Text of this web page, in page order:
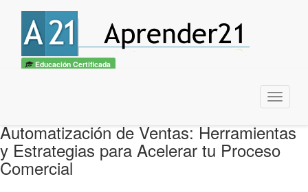
Educación Certificada
Menu
Automatización de Ventas: Herramientas
y Estrategias para Acelerar tu Proceso
Comercial